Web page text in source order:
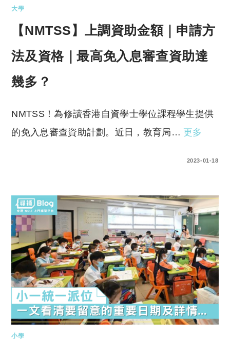
大學
【NMTSS】上調資助金額｜申請方
法及資格｜最高免入息審查資助達
幾多？
NMTSS！為修讀香港自資學士學位課程學生提供
的免入息審查資助計劃。近日，教育局… 更多
2023-01-18
小學